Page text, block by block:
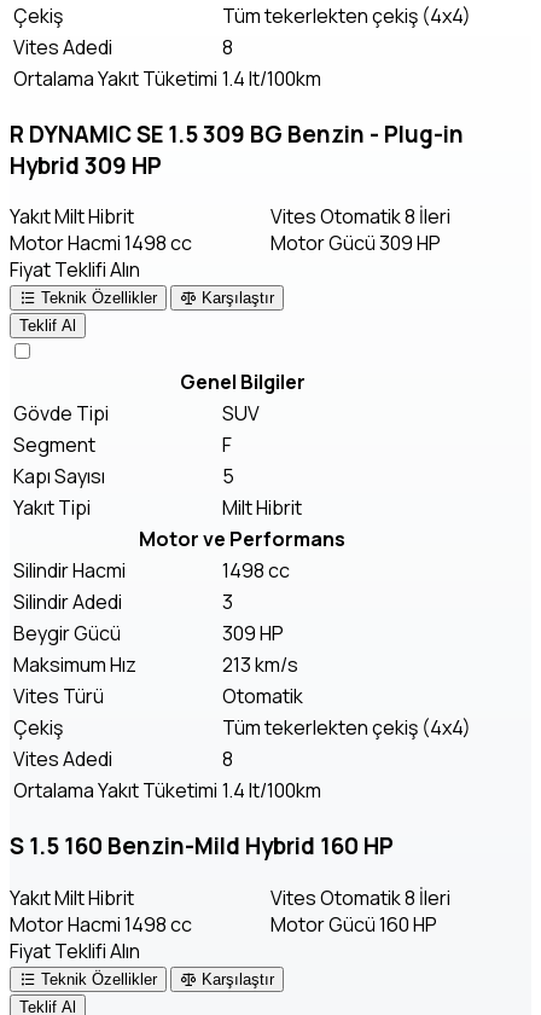
Çekiş
Tüm tekerlekten çekiş (4x4)
Vites Adedi
8
Ortalama Yakıt Tüketimi 1.4 lt/100km
R DYNAMIC SE 1.5 309 BG Benzin - Plug-in
Hybrid 309 HP
YakıtMilt Hibrit VitesOtomatik 8 İleri
Motor Hacmi1498 cc Motor Gücü309 HP
Fiyat Teklifi Alın
Teknik Özellikler
Karşılaştır
Teklif Al
Genel Bilgiler
Gövde Tipi
SUV
Segment
F
Kapı Sayısı
5
Yakıt Tipi
Milt Hibrit
Motor ve Performans
Silindir Hacmi
1498 cc
Silindir Adedi
3
Beygir Gücü
309 HP
Maksimum Hız
213 km/s
Vites Türü
Otomatik
Çekiş
Tüm tekerlekten çekiş (4x4)
Vites Adedi
8
Ortalama Yakıt Tüketimi 1.4 lt/100km
S 1.5 160 Benzin-Mild Hybrid 160 HP
YakıtMilt Hibrit VitesOtomatik 8 İleri
Motor Hacmi1498 cc Motor Gücü160 HP
Fiyat Teklifi Alın
Teknik Özellikler
Karşılaştır
Teklif Al